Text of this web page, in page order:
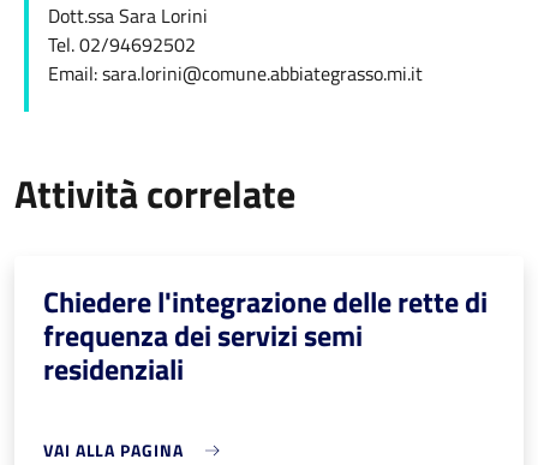
Dott.ssa Sara Lorini
Tel. 02/94692502
Email: sara.lorini@comune.abbiategrasso.mi.it
Attività correlate
Chiedere l'integrazione delle rette di
frequenza dei servizi semi
residenziali
VAI ALLA PAGINA